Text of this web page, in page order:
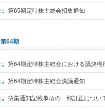
第65期定時株主総会招集通知
第64期
第64期定時株主総会における議決
第64期定時株主総会決議通知
招集通知記載事項の一部訂正につい